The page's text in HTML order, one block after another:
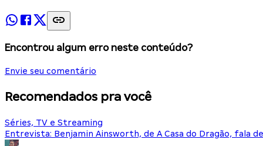
Encontrou algum erro neste conteúdo?
Envie seu comentário
Recomendados pra você
Séries, TV e Streaming
Entrevista: Benjamin Ainsworth, de A Casa do Dragão, fala